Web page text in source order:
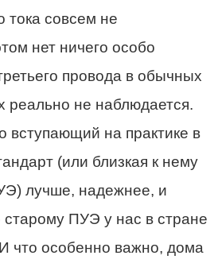
тока совсем не
нет ничего особо
провода в обычных
реально не наблюдается.
вступающий на практике в
(или близкая к нему
лучше, надежнее, и
ПУЭ у нас в стране
что особенно важно, дома